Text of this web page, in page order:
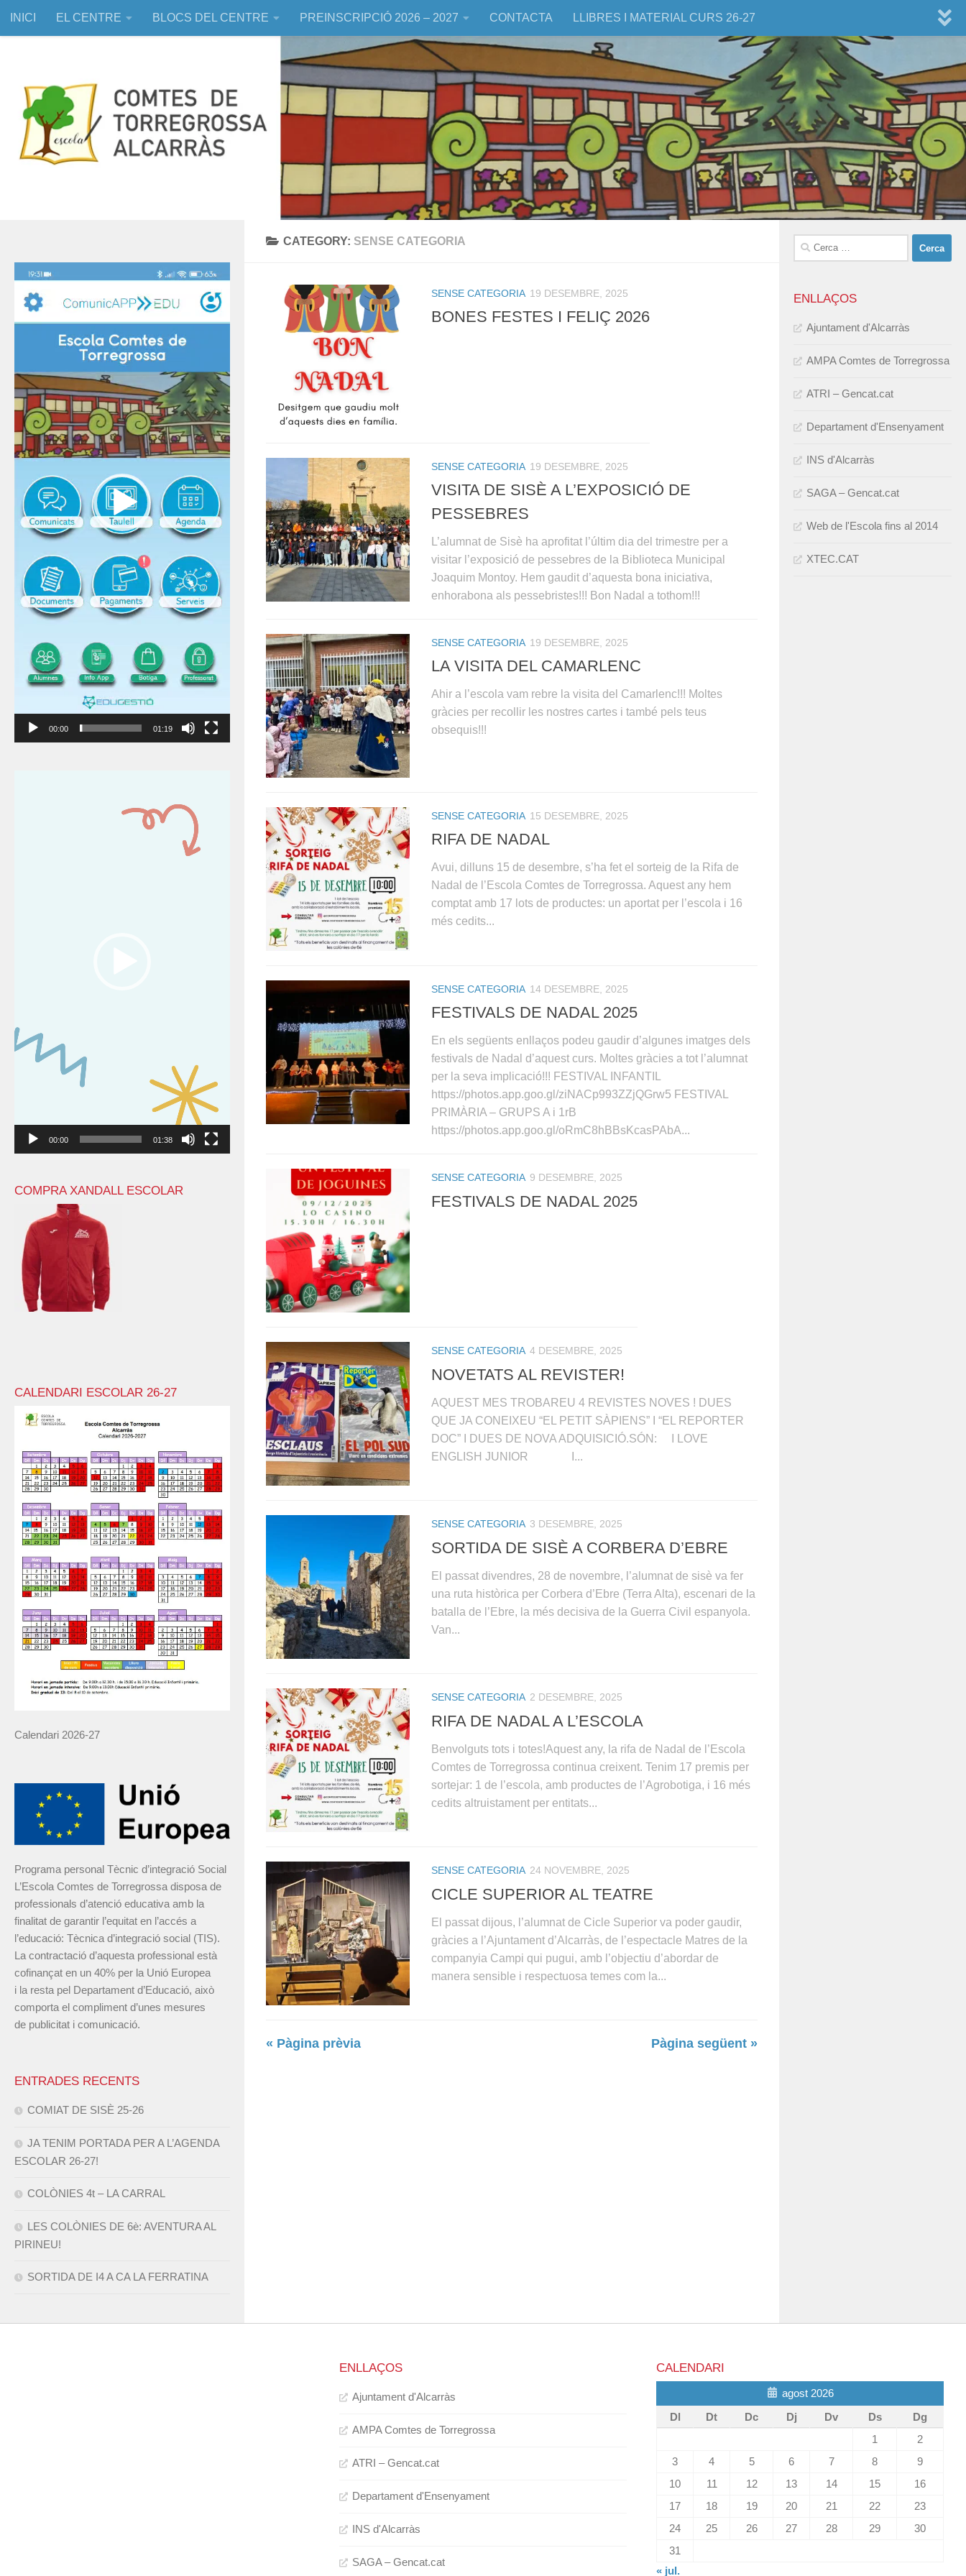
Skip to content
INICI EL CENTRE BLOCS DEL CENTRE PREINSCRIPCIÓ 2026 – 2027 CONTACTA LLIBRES I MATERIAL CURS 26-27
CATEGORY: SENSE CATEGORIA
SENSE CATEGORIA 19 DESEMBRE, 2025
BONES FESTES I FELIÇ 2026
SENSE CATEGORIA 19 DESEMBRE, 2025
VISITA DE SISÈ A L’EXPOSICIÓ DE
PESSEBRES
L’alumnat de Sisè ha aprofitat l’últim dia del trimestre per a
visitar l’exposició de pessebres de la Biblioteca Municipal
Joaquim Montoy. Hem gaudit d’aquesta bona iniciativa,
enhorabona als pessebristes!!! Bon Nadal a tothom!!!
SENSE CATEGORIA 19 DESEMBRE, 2025
LA VISITA DEL CAMARLENC
Ahir a l’escola vam rebre la visita del Camarlenc!!! Moltes
gràcies per recollir les nostres cartes i també pels teus
obsequis!!!
SENSE CATEGORIA 15 DESEMBRE, 2025
RIFA DE NADAL
Avui, dilluns 15 de desembre, s’ha fet el sorteig de la Rifa de
Nadal de l’Escola Comtes de Torregrossa. Aquest any hem
comptat amb 17 lots de productes: un aportat per l’escola i 16
més cedits...
SENSE CATEGORIA 14 DESEMBRE, 2025
FESTIVALS DE NADAL 2025
En els següents enllaços podeu gaudir d’algunes imatges dels
festivals de Nadal d’aquest curs. Moltes gràcies a tot l’alumnat
per la seva implicació!!! FESTIVAL INFANTIL
https://photos.app.goo.gl/ziNACp993ZZjQGrw5 FESTIVAL
PRIMÀRIA – GRUPS A i 1rB
https://photos.app.goo.gl/oRmC8hBBsKcasPAbA...
SENSE CATEGORIA 9 DESEMBRE, 2025
FESTIVALS DE NADAL 2025
SENSE CATEGORIA 4 DESEMBRE, 2025
NOVETATS AL REVISTER!
AQUEST MES TROBAREU 4 REVISTES NOVES ! DUES
QUE JA CONEIXEU “EL PETIT SÀPIENS” I “EL REPORTER
DOC” I DUES DE NOVA ADQUISICIÓ.SÓN: I LOVE
ENGLISH JUNIOR I...
SENSE CATEGORIA 3 DESEMBRE, 2025
SORTIDA DE SISÈ A CORBERA D’EBRE
El passat divendres, 28 de novembre, l’alumnat de sisè va fer
una ruta històrica per Corbera d’Ebre (Terra Alta), escenari de la
batalla de l’Ebre, la més decisiva de la Guerra Civil espanyola.
Van...
SENSE CATEGORIA 2 DESEMBRE, 2025
RIFA DE NADAL A L’ESCOLA
Benvolguts tots i totes!Aquest any, la rifa de Nadal de l’Escola
Comtes de Torregrossa continua creixent. Tenim 17 premis per
sortejar: 1 de l’escola, amb productes de l’Agrobotiga, i 16 més
cedits altruistament per entitats...
SENSE CATEGORIA 24 NOVEMBRE, 2025
CICLE SUPERIOR AL TEATRE
El passat dijous, l’alumnat de Cicle Superior va poder gaudir,
gràcies a l’Ajuntament d’Alcarràs, de l’espectacle Matres de la
companyia Campi qui pugui, amb l’objectiu d’abordar de
manera sensible i respectuosa temes com la...
« Pàgina prèvia Pàgina següent »
Reproductor
vídeo
00:00 01:19
00:00 01:38
COMPRA XANDALL ESCOLAR
CALENDARI ESCOLAR 26-27
Calendari 2026-27
Programa personal Tècnic d’integració Social
L’Escola Comtes de Torregrossa disposa de
professionals d’atenció educativa amb la
finalitat de garantir l’equitat en l’accés a
l’educació: Tècnica d’integració social (TIS).
La contractació d’aquesta professional està
cofinançat en un 40% per la Unió Europea
i la resta pel Departament d’Educació, això
comporta el compliment d’unes mesures
de publicitat i comunicació.
ENTRADES RECENTS
COMIAT DE SISÈ 25-26
JA TENIM PORTADA PER A L’AGENDA
ESCOLAR 26-27!
COLÒNIES 4t – LA CARRAL
LES COLÒNIES DE 6è: AVENTURA AL
PIRINEU!
SORTIDA DE I4 A CA LA FERRATINA
Cerca:
ENLLAÇOS
Ajuntament d'Alcarràs
AMPA Comtes de Torregrossa
ATRI – Gencat.cat
Departament d'Ensenyament
INS d'Alcarràs
SAGA – Gencat.cat
Web de l'Escola fins al 2014
XTEC.CAT
ENLLAÇOS
Ajuntament d'Alcarràs
AMPA Comtes de Torregrossa
ATRI – Gencat.cat
Departament d'Ensenyament
INS d'Alcarràs
SAGA – Gencat.cat
CALENDARI
agost 2026
Dl
Dt Dc Dj Dv Ds
Dg
1
2
3
4 5 6 7 8
9
10
11 12 13 14 15
16
17
18 19 20 21 22
23
24
25 26 27 28 29
30
31
« jul.